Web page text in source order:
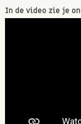
In de video zie je